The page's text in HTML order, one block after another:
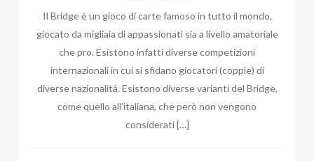
Il Bridge è un gioco di carte famoso in tutto il mondo,
giocato da migliaia di appassionati sia a livello amatoriale
che pro. Esistono infatti diverse competizioni
internazionali in cui si sfidano giocatori (coppie) di
diverse nazionalità. Esistono diverse varianti del Bridge,
come quello all’italiana, che però non vengono
considerati […]